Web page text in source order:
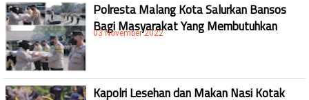
Polresta Malang Kota Salurkan Bansos
Bagi Masyarakat Yang Membutuhkan
03 November 2022
Kapolri Lesehan dan Makan Nasi Kotak